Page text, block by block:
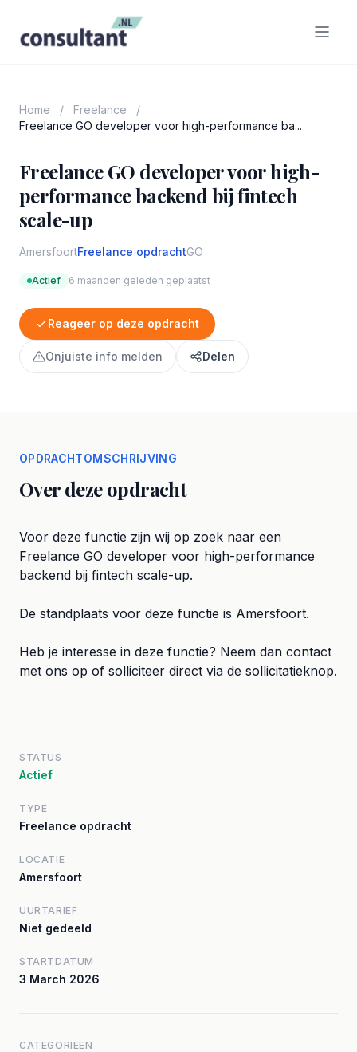
Home / Freelance
/
Freelance GO developer voor high-performance ba...
Freelance GO developer voor high-
performance backend bij fintech
scale-up
AmersfoortFreelance opdrachtGO
Actief 6 maanden geleden geplaatst
Reageer op deze opdracht
Onjuiste info melden Delen
OPDRACHTOMSCHRIJVING
Over deze opdracht
Voor deze functie zijn wij op zoek naar een
Freelance GO developer voor high-performance
backend bij fintech scale-up.
De standplaats voor deze functie is Amersfoort.
Heb je interesse in deze functie? Neem dan contact
met ons op of solliciteer direct via de sollicitatieknop.
STATUS
Actief
TYPE
Freelance opdracht
LOCATIE
Amersfoort
UURTARIEF
Niet gedeeld
STARTDATUM
3 March 2026
CATEGORIEEN